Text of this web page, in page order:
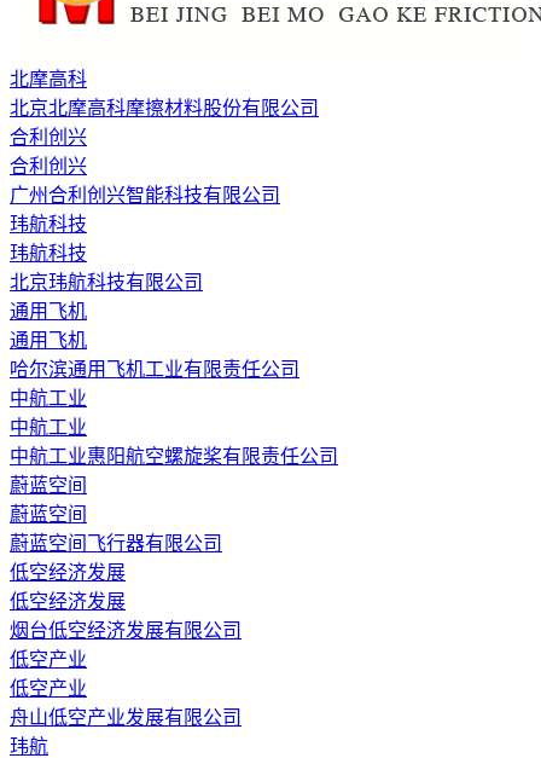
北摩高科
北京北摩高科摩擦材料股份有限公司
合利创兴
合利创兴
广州合利创兴智能科技有限公司
玮航科技
玮航科技
北京玮航科技有限公司
通用飞机
通用飞机
哈尔滨通用飞机工业有限责任公司
中航工业
中航工业
中航工业惠阳航空螺旋桨有限责任公司
蔚蓝空间
蔚蓝空间
蔚蓝空间飞行器有限公司
低空经济发展
低空经济发展
烟台低空经济发展有限公司
低空产业
低空产业
舟山低空产业发展有限公司
玮航